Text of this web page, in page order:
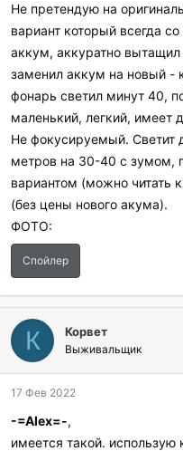
Не претендую на
вариант который всегда
аккум, аккуратно
заменил аккум на новый -
фонарь светил минут 40,
маленький, легкий, имеет
Не фокусируемый. Светит
метров на 30-40 с зумом,
вариантом (можно читать
(без цены нового акума).
ФОТО:
Спойлер
К Корвет
Выживальщик
17 Фев 2022
-=Аlex=-,
имеется такой. использую